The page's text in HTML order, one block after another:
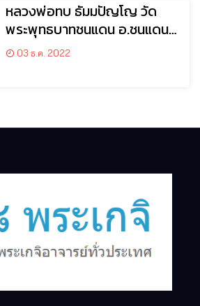
หลวงพ่อทบ ธัมมปัญโญ วัด
พระพุทธบาทชนแดน อ.ชนแดน
จ.เพชรบูรณ์
03 ธ.ค. 2022